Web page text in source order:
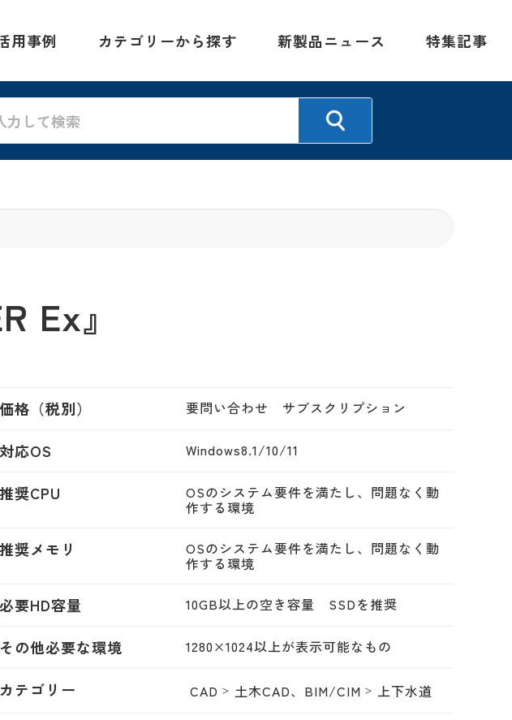
用事例 カテゴリーから探す 新製品ニュース 特集記事
Ex』
価格（税別） 要問い合わせ サブスクリプション
対応OS Windows8.1/10/11
推奨CPU OSのシステム要件を満たし、問題なく動
作する環境
推奨メモリ OSのシステム要件を満たし、問題なく動
作する環境
必要HD容量 10GB以上の空き容量 SSDを推奨
その他必要な環境 1280×1024以上が表示可能なもの
カテゴリー CAD 土木CAD、BIM/CIM 上下水道